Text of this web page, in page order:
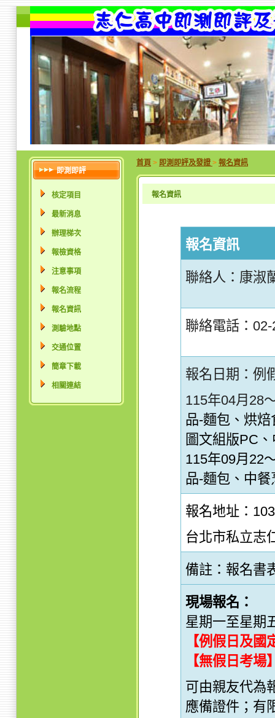
即測即評
核定項目
最新消息
辦理梯次
報檢資格
注意事項
報名流程
報名資訊
測驗地點
交通位置
簡章下載
相關連結
首頁 > 即測即評及發證 > 報名資訊
報名資訊
報名資訊
聯絡人：康淑
聯絡電話：
報名日期：例
115年04月28
品-麵包、烘
圖文組版PC
115年09月22
品-麵包 、 中餐
報名地址：103
台北市私立志
備註：報名書
現場報名：
星期一至星期
【例假日及
【無假日考場
可由親友代為
應備證件；有